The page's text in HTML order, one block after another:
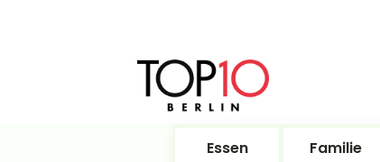
Essen Familie